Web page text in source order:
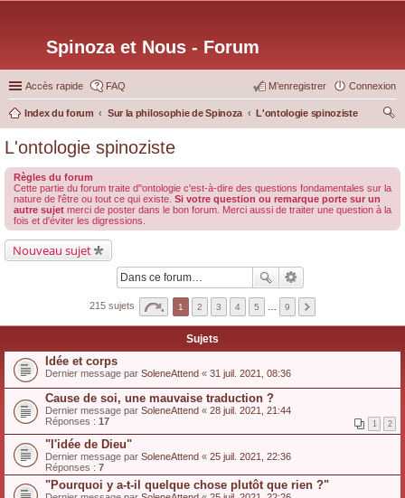
Spinoza et Nous - Forum
Accès rapide FAQ Connexion
M’enregistrer
Index du forum Sur la philosophie de Spinoza
L'ontologie spinoziste
L'ontologie spinoziste
Règles du forum
Cette partie du forum traite d''ontologie c'est-à-dire des questions fondamentales sur la
nature de l'être ou tout ce qui existe. Si votre question ou remarque porte sur un
autre sujet merci de poster dans le bon forum. Merci aussi de traiter une question à la
fois et d'éviter les digressions.
Nouveau sujet
215 sujets 1 2 3 4 5 9
Sujets
Idée et corps
Dernier message par SoleneAttend « 31 juil. 2021, 08:36
Cause de soi, une mauvaise traduction ?
Dernier message par SoleneAttend « 28 juil. 2021, 21:44
Réponses : 17 1 2
"l'idée de Dieu"
Dernier message par SoleneAttend « 25 juil. 2021, 22:36
Réponses : 7
"Pourquoi y a-t-il quelque chose plutôt que rien ?"